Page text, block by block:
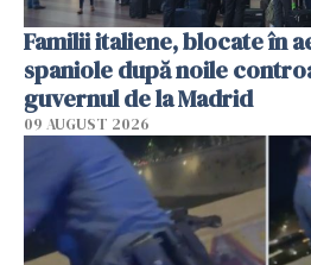
Familii italiene, blocate în
spaniole după noile
guvernul de la Madrid
09 AUGUST 2026